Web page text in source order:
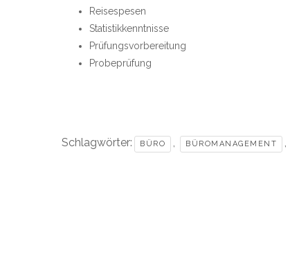
Reisespesen
Statistikkenntnisse
Prüfungsvorbereitung
Probeprüfung
Schlagwörter: BÜRO , BÜROMANAGEMENT ,